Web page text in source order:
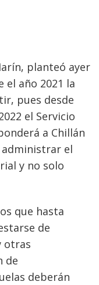
planteó ayer
el año 2021 la
pues desde
el Servicio
a Chillán
administrar el
y no solo
que hasta
de
otras
de
deberán